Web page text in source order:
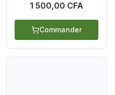
1 500,00 CFA
Commander